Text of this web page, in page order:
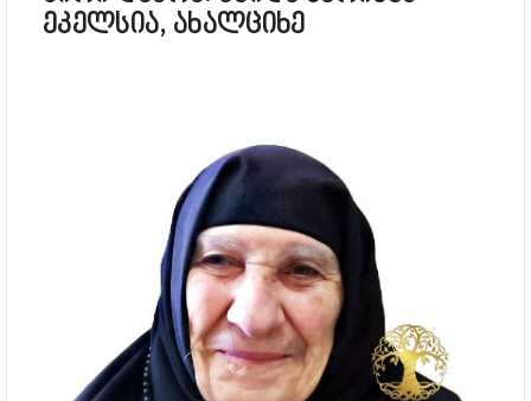
ეკელსია, ახალციხე